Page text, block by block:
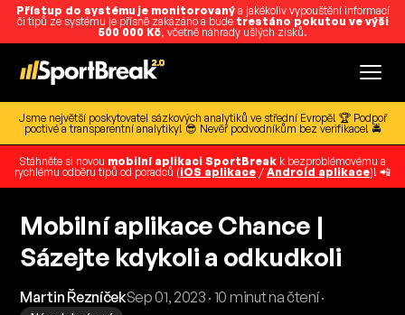
Přístup do systému je monitorovanýa jakékoliv vypouštění informací
či tipů ze systému je přísně zakázáno a bude trestáno pokutou ve výši
500 000 Kč, včetně náhrady ušlých zisků.
Jsme největší poskytovatel sázkových analytiků ve střední Evropě! 🏆 Podpoř
poctivé a transparentní analytiky! 😎 Nevěř podvodníkům bez verifikace! 🚔
Stáhněte si novou mobilní aplikaci SportBreak k bezproblémovému a
rychlému odběru tipů od poradců (iOS aplikace / Android aplikace)! 📲
Mobilní aplikace Chance |
Sázejte kdykoli a odkudkoli
Martin ŘezníčekSep 01, 2023 · 10 minut na čtení ·